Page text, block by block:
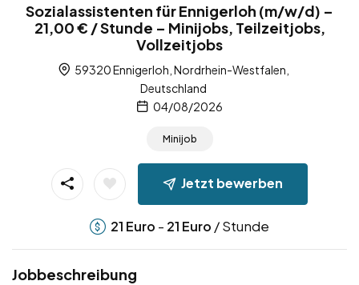
Sozialassistenten für Ennigerloh (m/w/d) –
21,00 € / Stunde – Minijobs, Teilzeitjobs,
Vollzeitjobs
59320 Ennigerloh, Nordrhein-Westfalen,
Deutschland
04/08/2026
Minijob
Jetzt bewerben
21 Euro - 21 Euro / Stunde
Jobbeschreibung